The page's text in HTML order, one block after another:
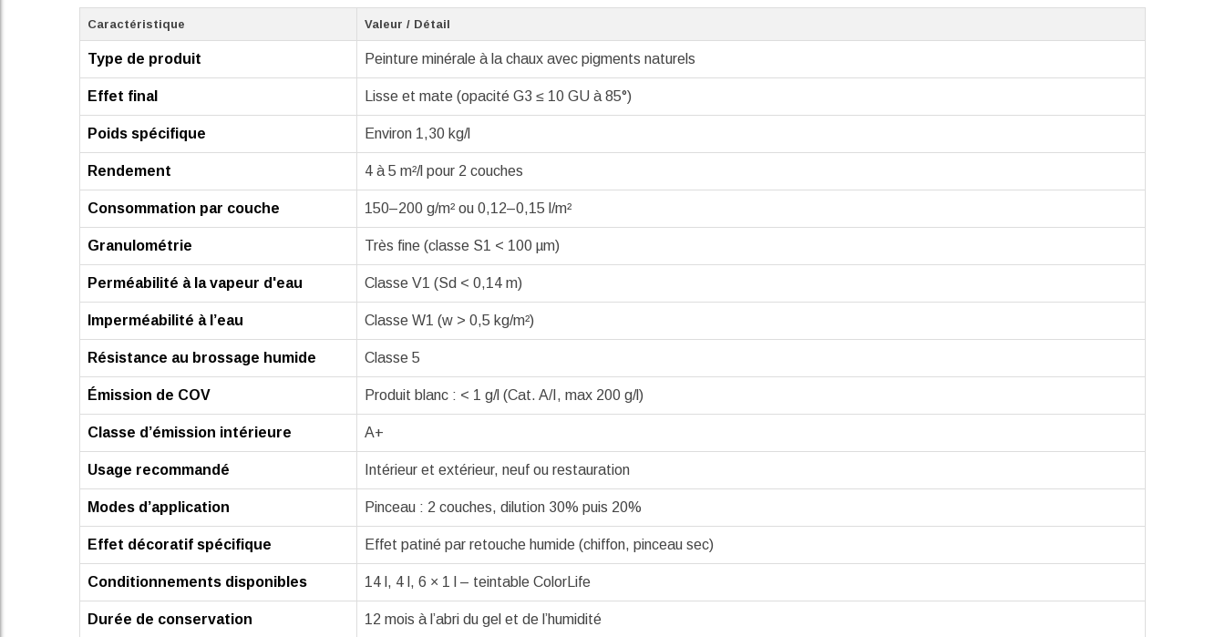
Caractéristique Valeur / Détail
Type de produit Peinture minérale à la chaux avec pigments naturels
Effet final Lisse et mate (opacité G3 ≤ 10 GU à 85°)
Poids spécifique Environ 1,30 kg/l
Rendement 4 à 5 m²/l pour 2 couches
Consommation par couche 150–200 g/m² ou 0,12–0,15 l/m²
Granulométrie Très fine (classe S1 < 100 µm)
Perméabilité à la vapeur d'eau Classe V1 (Sd < 0,14 m)
Imperméabilité à l’eau Classe W1 (w > 0,5 kg/m²)
Résistance au brossage humide Classe 5
Émission de COV Produit blanc : < 1 g/l (Cat. A/I, max 200 g/l)
Classe d’émission intérieure A+
Usage recommandé Intérieur et extérieur, neuf ou restauration
Modes d’application Pinceau : 2 couches, dilution 30% puis 20%
Effet décoratif spécifique Effet patiné par retouche humide (chiffon, pinceau sec)
Conditionnements disponibles 14 l, 4 l, 6 × 1 l – teintable ColorLife
Durée de conservation 12 mois à l’abri du gel et de l’humidité